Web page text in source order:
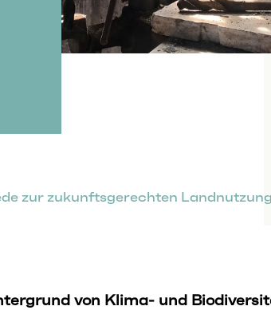
zur zukunftsgerechten Landnutzung
von Klima- und